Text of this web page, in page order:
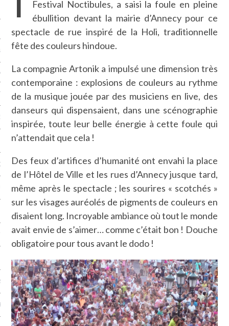
EN VOD
Festival Noctibules, a saisi la foule en pleine
ébullition devant la mairie d’Annecy pour ce
spectacle de rue inspiré de la Holi, traditionnelle
fête des couleurs hindoue.
La compagnie Artonik a impulsé une dimension très
contemporaine : explosions de couleurs au rythme
de la musique jouée par des musiciens en live, des
danseurs qui dispensaient, dans une scénographie
inspirée, toute leur belle énergie à cette foule qui
n’attendait que cela !
Des feux d’artifices d’humanité ont envahi la place
de l’Hôtel de Ville et les rues d’Annecy jusque tard,
même après le spectacle ; les sourires « scotchés »
sur les visages auréolés de pigments de couleurs en
disaient long. Incroyable ambiance où tout le monde
avait envie de s’aimer… comme c’était bon ! Douche
obligatoire pour tous avant le dodo !